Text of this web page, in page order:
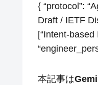
{ “protocol”:
Draft / IETF
[“Intent-based
本記事は